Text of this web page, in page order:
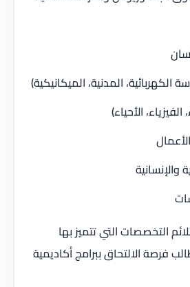
الكهربائية، المدنية، الميكانيكية)
الأحياء)
والإنسانية
التخصصات التي تتميز بها
فرصة الالتحاق ببرامج أكاديمية